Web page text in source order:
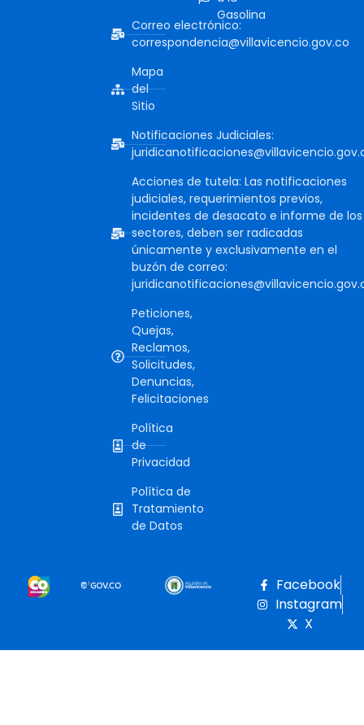
Correo electrónico:
correspondencia@villavicencio.gov.co
Mapa
del
Sitio
Notificaciones Judiciales:
Acciones de tutela: Las notificaciones
judiciales, requerimientos previos,
incidentes de desacato e informe de los
sectores, deben ser radicadas
únicamente y exclusivamente en el
buzón de correo:
Peticiones,
Quejas,
Reclamos,
Solicitudes,
Denuncias,
Felicitaciones
Política
de
Privacidad
Política de
Tratamiento
de Datos
Gasolina
Facebook
Instagram
X